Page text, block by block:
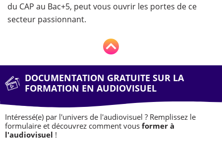
du CAP au Bac+5, peut vous ouvrir les portes de ce
secteur passionnant.
DOCUMENTATION GRATUITE SUR LA
FORMATION EN AUDIOVISUEL
Intéressé(e) par l'univers de l'audiovisuel ? Remplissez le
formulaire et découvrez comment vous former à
l'audiovisuel !